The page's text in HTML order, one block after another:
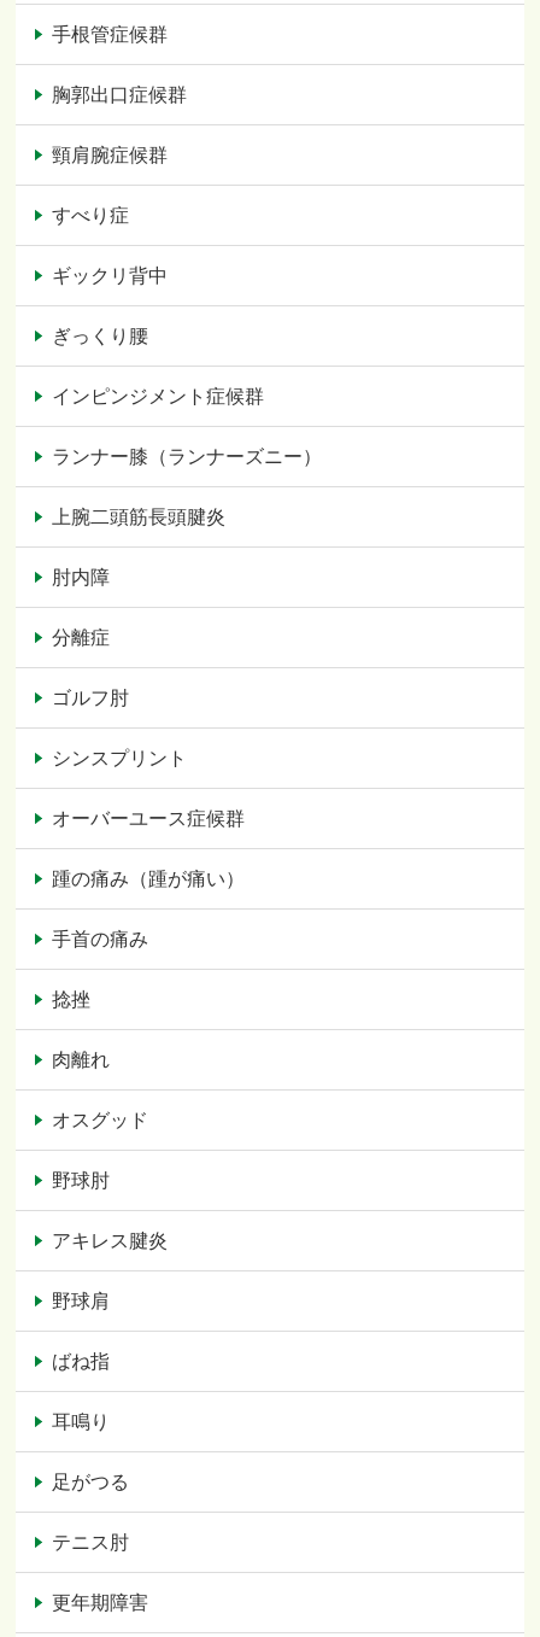
手根管症候群
胸郭出口症候群
頸肩腕症候群
すべり症
ギックリ背中
ぎっくり腰
インピンジメント症候群
ランナー膝（ランナーズニー）
上腕二頭筋長頭腱炎
肘内障
分離症
ゴルフ肘
シンスプリント
オーバーユース症候群
踵の痛み（踵が痛い）
手首の痛み
捻挫
肉離れ
オスグッド
野球肘
アキレス腱炎
野球肩
ばね指
耳鳴り
足がつる
テニス肘
更年期障害